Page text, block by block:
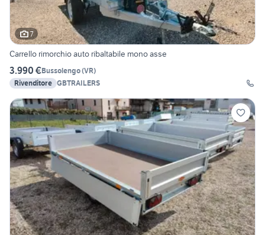
7
Carrello rimorchio auto ribaltabile mono asse
3.990 €Bussolengo(VR)
Rivenditore GBTRAILERS